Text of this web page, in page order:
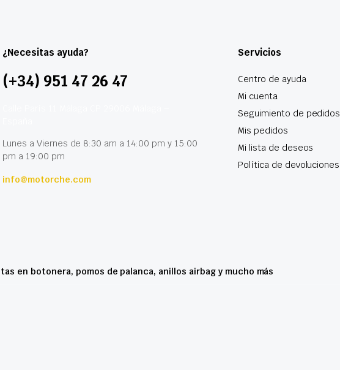
¿Necesitas ayuda?
(+34) 951 47 26 47
Lunes a Viernes de 8:30 am a 14:00 pm y 15:00
pm a 19:00 pm
info@motorche.com
Servicios
Centro de ayuda
Mi cuenta
Seguimiento de pedidos
Mis pedidos
Mi lista de deseos
Política de devoluciones
en botonera, pomos de palanca, anillos airbag y mucho más